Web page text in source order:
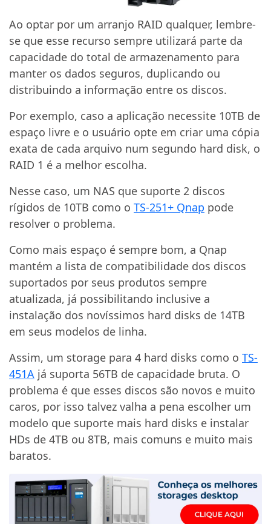
Ao optar por um arranjo RAID qualquer, lembre-
se que esse recurso sempre utilizará parte da
capacidade do total de armazenamento para
manter os dados seguros, duplicando ou
distribuindo a informação entre os discos.
Por exemplo, caso a aplicação necessite 10TB de
espaço livre e o usuário opte em criar uma cópia
exata de cada arquivo num segundo hard disk, o
RAID 1 é a melhor escolha.
Nesse caso, um NAS que suporte 2 discos
rígidos de 10TB como o TS-251+ Qnap pode
resolver o problema.
Como mais espaço é sempre bom, a Qnap
mantém a lista de compatibilidade dos discos
suportados por seus produtos sempre
atualizada, já possibilitando inclusive a
instalação dos novíssimos hard disks de 14TB
em seus modelos de linha.
Assim, um storage para 4 hard disks como o TS-
451A já suporta 56TB de capacidade bruta. O
problema é que esses discos são novos e muito
caros, por isso talvez valha a pena escolher um
modelo que suporte mais hard disks e instalar
HDs de 4TB ou 8TB, mais comuns e muito mais
baratos.